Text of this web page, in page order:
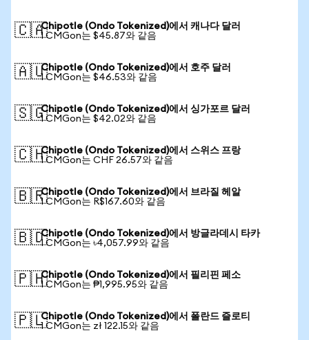
🇨🇦Chipotle (Ondo Tokenized)에서 캐나다 달러
1 CMGon는 $45.87와 같음
🇦🇺Chipotle (Ondo Tokenized)에서 호주 달러
1 CMGon는 $46.53와 같음
🇸🇬Chipotle (Ondo Tokenized)에서 싱가포르 달러
1 CMGon는 $42.02와 같음
🇨🇭Chipotle (Ondo Tokenized)에서 스위스 프랑
1 CMGon는 CHF 26.57와 같음
🇧🇷Chipotle (Ondo Tokenized)에서 브라질 헤알
1 CMGon는 R$167.60와 같음
🇧🇩Chipotle (Ondo Tokenized)에서 방글라데시 타카
1 CMGon는 ৳4,057.99와 같음
🇵🇭Chipotle (Ondo Tokenized)에서 필리핀 페소
1 CMGon는 ₱1,995.95와 같음
🇵🇱Chipotle (Ondo Tokenized)에서 폴란드 즐로티
1 CMGon는 zł 122.15와 같음